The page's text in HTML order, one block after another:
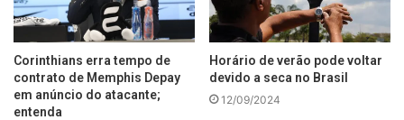
Corinthians erra tempo de
contrato de Memphis Depay
em anúncio do atacante;
entenda
Horário de verão pode voltar
devido a seca no Brasil
12/09/2024